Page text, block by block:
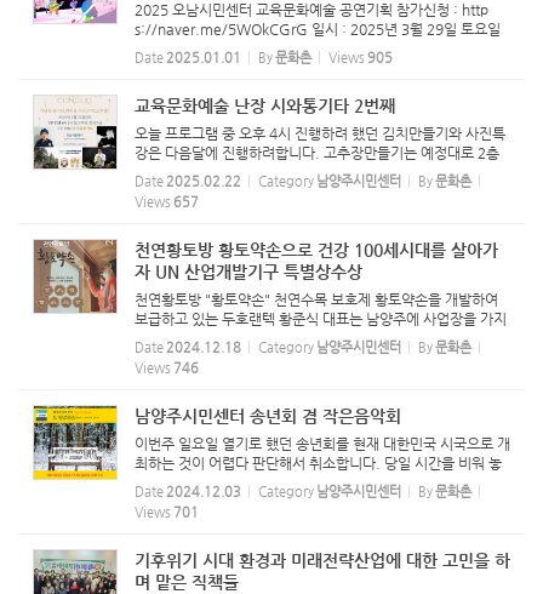
2025 오남시민센터 교육문화예술 공연기획 참가신청 : http
s://naver.me/5WOkCGrG 일시 : 2025년 3월 29일 토요일
오후 4시 (매월 마지막째 주 토요일) 장소 : 오남시민센터 (오남
읍 양지리 15-19 두호빌딩2) 내용 : 통기타, 시낭송 콜라보 시와
Date 2025.01.01 By문화촌 Views 905
교육문화예술 난장 시와통기타 2번째
오늘 프로그램 중 오후 4시 진행하려 했던 김치만들기와 사진특
강은 다음달에 진행하려합니다. 고추장만들기는 예정대로 2층
에서 진행합니다. "시와통기타"프로그램 (오후 6시) 출연진 : 시
소리예술가 손은선, 기타리스트 김기환, 커피아티스트 장익수,
고고장...
Date 2025.02.22 Category 남양주시민센터 By문화촌
Views 657
천연황토방 황토약손으로 건강 100세시대를 살아가
자 UN 산업개발기구 특별상수상
천연황토방 "황토약손" 천연수목 보호제 황토약손을 개발하여
보급하고 있는 두호랜텍 황준식 대표는 남양주에 사업장을 가지
고 있다. 지난달 제주도 감귤나무에 뿌려져 폭발적인 관심을 보
이고 있는 황토약손은 시들어 가는 나무에 생기를 불어 넣어 준
다는 ...
Date 2024.12.18 Category 남양주시민센터 By문화촌
Views 746
남양주시민센터 송년회 겸 작은음악회
이번주 일요일 열기로 했던 송년회를 현재 대한민국 시국으로 개
최하는 것이 어렵다 판단해서 취소합니다. 당일 시간을 비워 놓
으신 모든 분들께 일일이 연락 못드려서 죄송합니다. 송년회를
개최하지 못하게 된 상황도 있고 연말 바쁘신 일정에 누가 되지
않...
Date 2024.12.03 Category 남양주시민센터 By문화촌
Views 701
기후위기 시대 환경과 미래전략산업에 대한 고민을 하
며 맡은 직책들